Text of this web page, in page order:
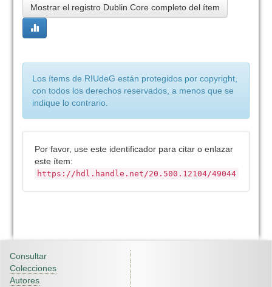
Mostrar el registro Dublin Core completo del ítem
Los ítems de RIUdeG están protegidos por copyright,
con todos los derechos reservados, a menos que se
indique lo contrario.
Por favor, use este identificador para citar o enlazar
este ítem:
https://hdl.handle.net/20.500.12104/49044
Consultar
Colecciones
Autores